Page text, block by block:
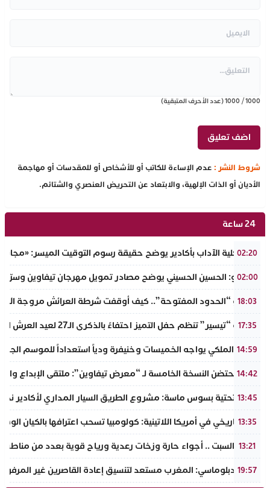
1000
/
1000(عدد الأحرف المتبقية)
شروط النشر : عدم الإساءة للكاتب أو للأشخاص أو للمقدسات أو مهاجمة
الأديان أو الذات الإلهية، والابتعاد عن التحريض العنصري والشتائم.
24 ساعة
02:20
عميد كلية الآداب بأكادير يوضح حقيقة رسوم التوقيت الميسر:
02:00
بالفيديو: الحسين الحسيني يوضح مصادر تمويل مهرجان تيفاوين وسرّ
18:03
​سيناريو “الحدود المفتوحة”.. كيف أوقفت شرطة العرائش مروجة
17:35
جمعية “تيسير” تنظم حفل التميز احتفاءً بالذكرى الـ27 لعيد العرش المجيد وتطلق مبادرة نبيلة لمحاربة الهدر المدرسي
14:59
الجيش الملكي يواجه الخميسات وخنيفرة ودياً استعداداً للموسم
14:42
إنزكان تحتضن النسخة الخامسة لـ “معرض تيفاوين”: ملتقى الإبداع
13:45
البنية التحتية بسوس ماسة: مشروع الطريق السيار المداري لأكادير
13:35
تحول تاريخي في أمريكا اللاتينية: كولومبيا تسحب اعترافها بالكيان
13:21
طقس السبت .. أجواء حارة وزخات رعدية ورياح قوية بعدد من مناطق
19:57
مصدر دبلوماسي: المغرب مستعد لتنسيق إعادة القاصرين غير